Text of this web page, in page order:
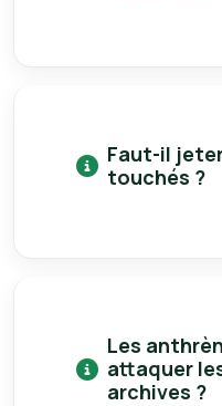
Faut-il
touchés ?
Les
attaquer
archives ?